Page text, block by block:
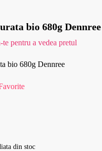
bio 680g Dennree
te pentru a vedea pretul
bio 680g Dennree
din stoc